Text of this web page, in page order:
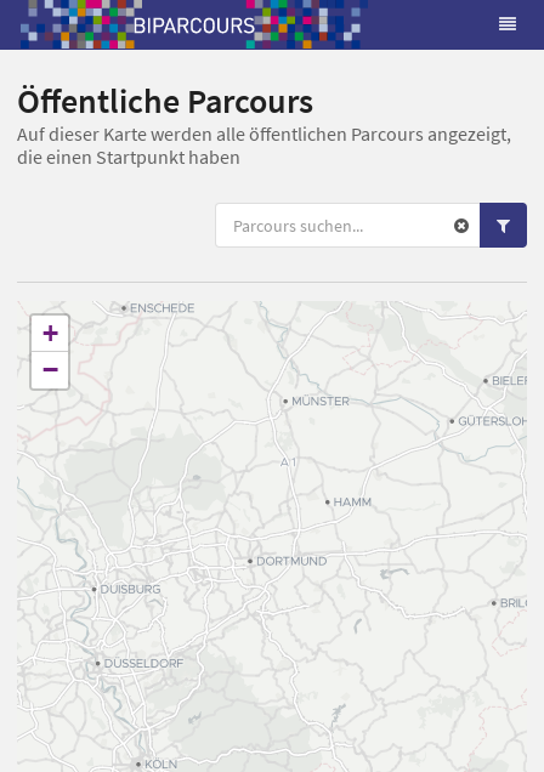
Öffentliche Parcours
Auf dieser Karte werden alle öffentlichen Parcours angezeigt,
die einen Startpunkt haben
+
−